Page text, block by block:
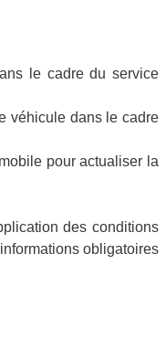
le cadre du service
véhicule dans le cadre
pour actualiser la
des conditions
obligatoires